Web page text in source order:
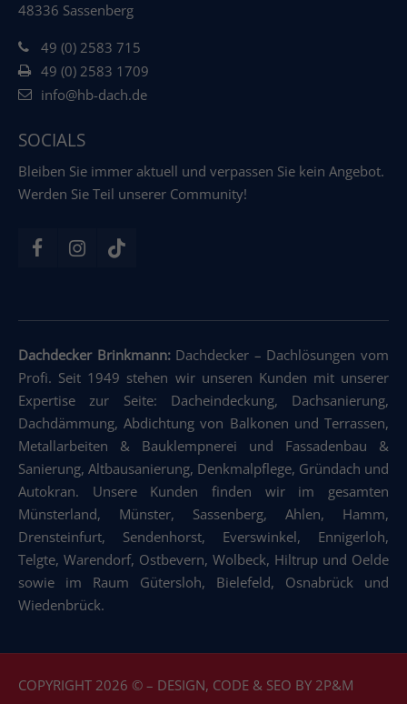
48336 Sassenberg
49 (0) 2583 715
49 (0) 2583 1709
info@hb-dach.de
SOCIALS
Bleiben Sie immer aktuell und verpassen Sie kein Angebot.
Werden Sie Teil unserer Community!
Dachdecker Brinkmann: Dachdecker – Dachlösungen vom
Profi. Seit 1949 stehen wir unseren Kunden mit unserer
Expertise zur Seite: Dacheindeckung, Dachsanierung,
Dachdämmung,Abdichtung von Balkonen und Terrassen,
Metallarbeiten & Bauklempnerei und Fassadenbau &
Sanierung, Altbausanierung, Denkmalpflege, Gründach und
Autokran. Unsere Kunden finden wir im gesamten
Münsterland, Münster, Sassenberg, Ahlen, Hamm,
Drensteinfurt, Sendenhorst, Everswinkel, Ennigerloh,
Telgte, Warendorf, Ostbevern, Wolbeck, Hiltrup und Oelde
sowie im Raum Gütersloh, Bielefeld, Osnabrück und
Wiedenbrück.
COPYRIGHT 2026 © – DESIGN, CODE & SEO BY 2P&M